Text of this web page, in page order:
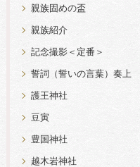
親族固めの盃
親族紹介
記念撮影＜定番＞
誓詞（誓いの言葉）奏上
護王神社
豆寅
豊国神社
越木岩神社